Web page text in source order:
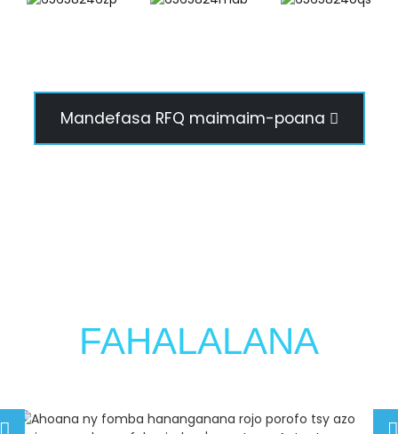
Mandefasa RFQ maimaim-poana
FAHALALANA